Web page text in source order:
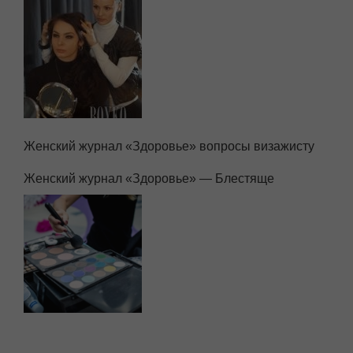
Женский журнал «Здоровье» вопросы визажисту
Женский журнал «Здоровье» — Блестяще